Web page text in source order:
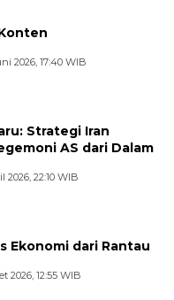
2026, 17:40 WIB
Strategi Iran
AS dari Dalam
2026, 22:10 WIB
Ekonomi dari Rantau
2026, 12:55 WIB